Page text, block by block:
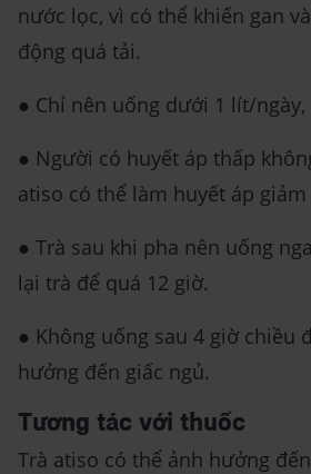
nước lọc, vì có thể khiến gan
động quá tải.
● Chỉ nên uống dưới 1 lít/
● Người có huyết áp thấp
atiso có thể làm huyết áp
● Trà sau khi pha nên uống
lại trà để quá 12 giờ.
● Không uống sau 4 giờ chiều
hưởng đến giấc ngủ.
Tương tác với thuốc
Trà atiso có thể ảnh hưởng